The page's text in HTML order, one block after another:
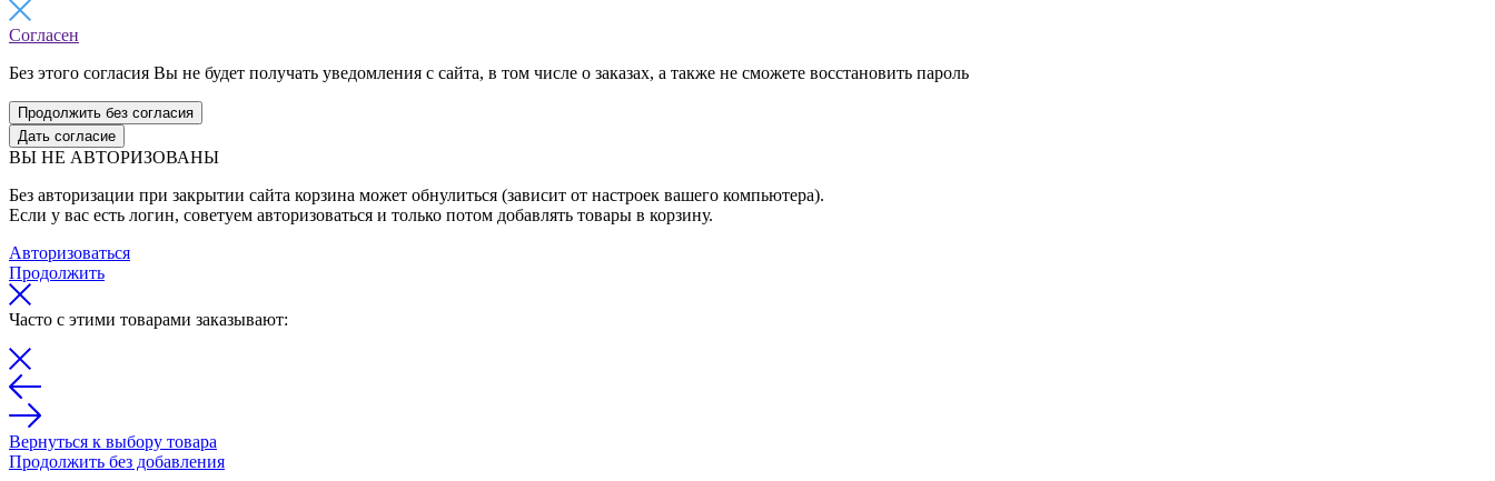
Согласен
Без этого согласия Вы не будет получать уведомления с сайта, в том числе о заказах, а также не сможете восстановить пароль
Продолжить без согласия
Дать согласие
ВЫ НЕ АВТОРИЗОВАНЫ
Без авторизации при закрытии сайта корзина может обнулиться (зависит от настроек вашего компьютера).
Если у вас есть логин, советуем авторизоваться и только потом добавлять товары в корзину.
Авторизоваться
Продолжить
Часто с этими товарами заказывают:
Вернуться к выбору товара
Продолжить без добавления